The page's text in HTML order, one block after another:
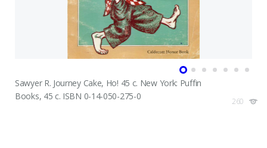
Sawyer R. Journey Cake, Ho! 45 c. New York: Puffin
Books, 45 c. ISBN 0-14-050-275-0
260